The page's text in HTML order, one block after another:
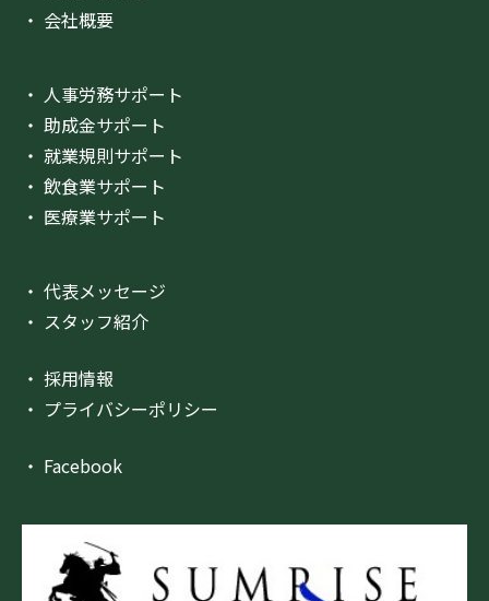
・ 会社概要
・ 人事労務サポート
・ 助成金サポート
・ 就業規則サポート
・ 飲食業サポート
・ 医療業サポート
・ 代表メッセージ
・ スタッフ紹介
・ 採用情報
・ プライバシーポリシー
・ Facebook